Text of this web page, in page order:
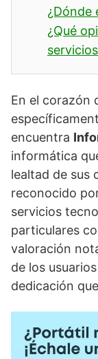
¿Dónde
¿Qué
En el corazón
encuentra
informática
lealtad de sus
reconocido
servicios
particulares
valoración
de los
dedicación